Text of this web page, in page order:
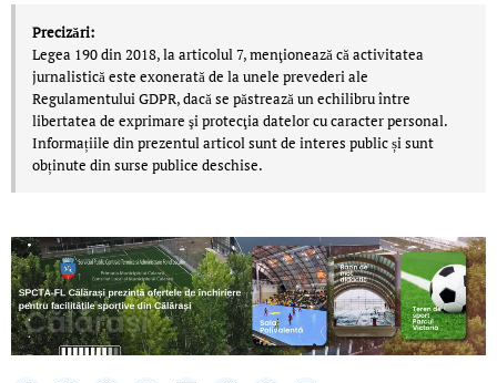
Precizări:
Legea 190 din 2018, la articolul 7, menţionează că activitatea
jurnalistică este exonerată de la unele prevederi ale
Regulamentului GDPR, dacă se păstrează un echilibru între
libertatea de exprimare şi protecţia datelor cu caracter personal.
Informațiile din prezentul articol sunt de interes public și sunt
obținute din surse publice deschise.